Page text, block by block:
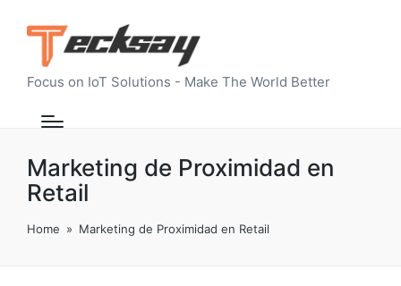
Focus on IoT Solutions - Make The World Better
Marketing de Proximidad en
Retail
Home » Marketing de Proximidad en Retail